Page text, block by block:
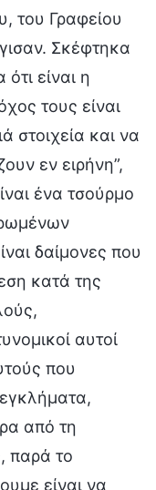
του Γραφείου
Σκέφτηκα
είναι η
τους είναι
στοιχεία και να
εν ειρήνη”,
ένα τσούρμο
δαίμονες που
κατά της
αυτοί
που
από τη
παρά το
είναι να